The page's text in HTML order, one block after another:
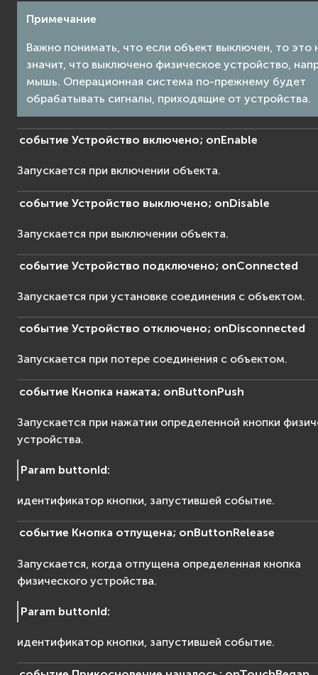
Примечание
Важно понимать, что если объект выключен, то это
значит, что выключено физическое устройство,
мышь. Операционная система по-прежнему будет
обрабатывать сигналы, приходящие от устройства.
событие Устройство включено; onEnable
Запускается при включении объекта.
событие Устройство выключено; onDisable
Запускается при выключении объекта.
событие Устройство подключено; onConnected
Запускается при установке соединения с объектом.
событие Устройство отключено; onDisconnected
Запускается при потере соединения с объектом.
событие Кнопка нажата; onButtonPush
Запускается при нажатии определенной кнопки
устройства.
Param buttonId:
идентификатор кнопки, запустившей событие.
событие Кнопка отпущена; onButtonRelease
Запускается, когда отпущена определенная кнопка
физического устройства.
Param buttonId:
идентификатор кнопки, запустившей событие.